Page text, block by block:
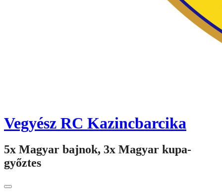
Vegyész RC Kazincbarcika
5x Magyar bajnok, 3x Magyar kupa-
győztes